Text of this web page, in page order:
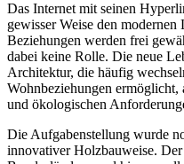
Das Internet mit seinen
gewisser Weise den
Beziehungen werden frei
dabei keine Rolle. Die neue
Architektur, die häufig
Wohnbeziehungen ermöglicht,
und ökologischen
Die Aufgabenstellung wurde
innovativer Holzbauweise.